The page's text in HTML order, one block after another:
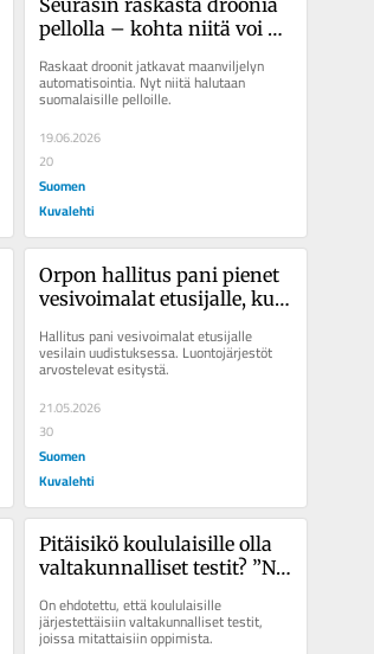
pellolla – kohta niitä voi
Raskaat droonit jatkavat maanviljelyn
automatisointia. Nyt niitä halutaan
suomalaisille pelloille.
19.06.2026
20
Suomen
Kuvalehti
Orpon hallitus pani pienet
vesi­voimalat etusijalle, kun
elinolojen parantamisesta
Hallitus pani vesivoimalat etusijalle
vesilain uudistuksessa. Luontojärjestöt
arvostelevat esitystä.
21.05.2026
30
Suomen
Kuvalehti
Pitäisikö koululaisille olla
valtakunnalliset testit? ”Ne
ranking-listat”
On ehdotettu, että koululaisille
järjestettäisiin valtakunnalliset testit,
joissa mitattaisiin oppimista.